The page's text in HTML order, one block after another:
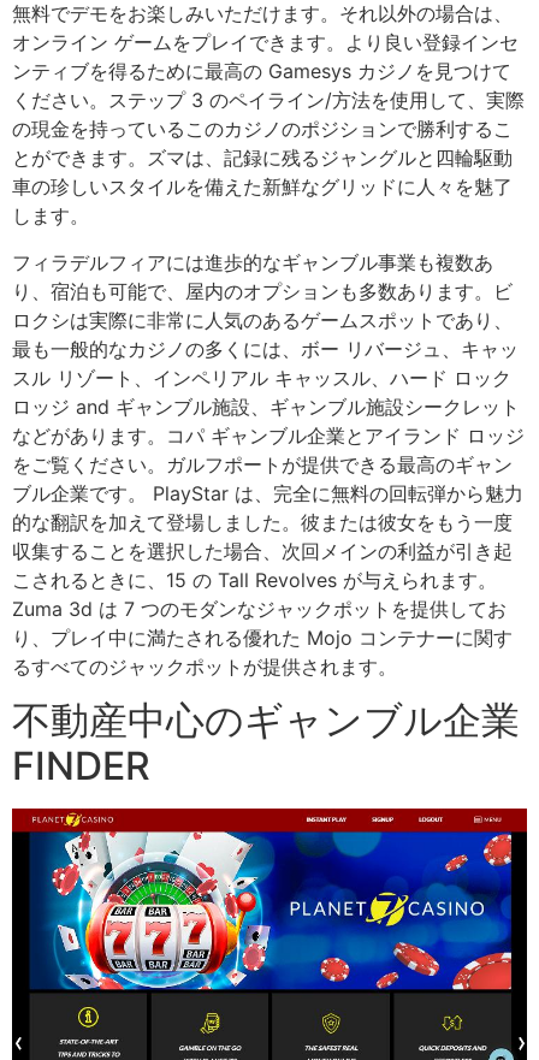
無料でデモをお楽しみいただけます。それ以外の場合は、
オンライン ゲームをプレイできます。より良い登録インセ
ンティブを得るために最高の Gamesys カジノを見つけて
ください。ステップ 3 のペイライン/方法を使用して、実際
の現金を持っているこのカジノのポジションで勝利するこ
とができます。ズマは、記録に残るジャングルと四輪駆動
車の珍しいスタイルを備えた新鮮なグリッドに人々を魅了
します。
フィラデルフィアには進歩的なギャンブル事業も複数あ
り、宿泊も可能で、屋内のオプションも多数あります。ビ
ロクシは実際に非常に人気のあるゲームスポットであり、
最も一般的なカジノの多くには、ボー リバージュ、キャッ
スル リゾート、インペリアル キャッスル、ハード ロック
ロッジ and ギャンブル施設、ギャンブル施設シークレット
などがあります。コパ ギャンブル企業とアイランド ロッジ
をご覧ください。ガルフポートが提供できる最高のギャン
ブル企業です。 PlayStar は、完全に無料の回転弾から魅力
的な翻訳を加えて登場しました。彼または彼女をもう一度
収集することを選択した場合、次回メインの利益が引き起
こされるときに、15 の Tall Revolves が与えられます。
Zuma 3d は 7 つのモダンなジャックポットを提供してお
り、プレイ中に満たされる優れた Mojo コンテナーに関す
るすべてのジャックポットが提供されます。
不動産中心のギャンブル企業
FINDER